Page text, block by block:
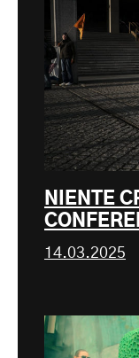
NIENTE
14.03.2025